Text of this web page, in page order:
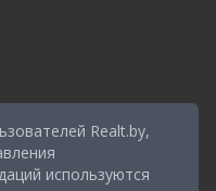
Realt.by,
используются